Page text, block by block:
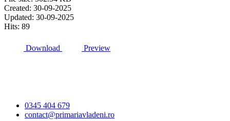
Created: 30-09-2025
Updated: 30-09-2025
Hits: 89
Download Preview
0345 404 679
contact@primariavladeni.ro